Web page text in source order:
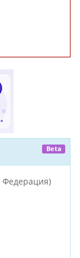
Beta
Федерация)